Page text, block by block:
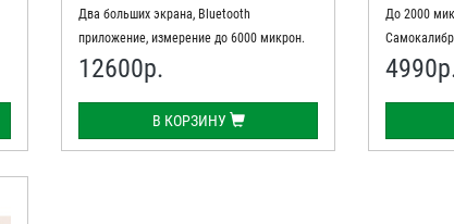
Два больших экрана, Bluetooth
приложение, измерение до 6000 микрон.
Максимум функций для профессионалов.
12600р.
В КОРЗИНУ
До 2000
4990